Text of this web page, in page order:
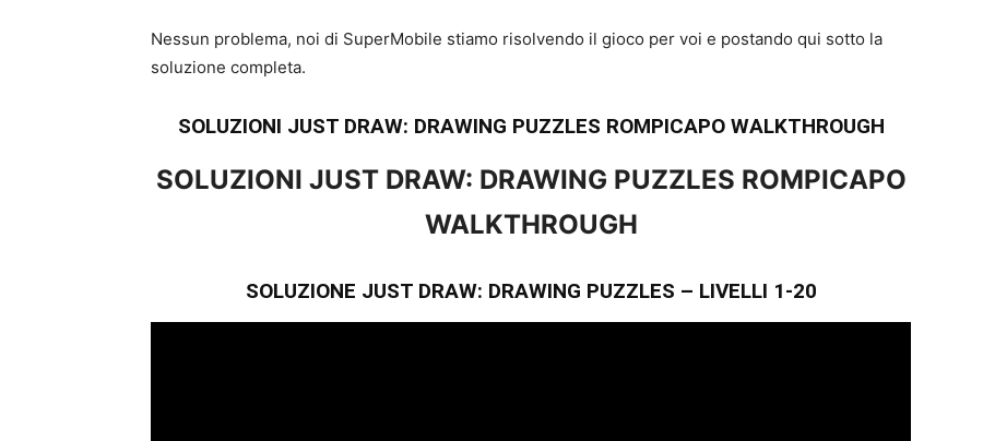
Nessun problema, noi di SuperMobile stiamo risolvendo il gioco per voi e postando qui sotto la
soluzione completa.
SOLUZIONI JUST DRAW: DRAWING PUZZLES ROMPICAPO WALKTHROUGH
SOLUZIONI JUST DRAW: DRAWING PUZZLES ROMPICAPO
WALKTHROUGH
SOLUZIONE JUST DRAW: DRAWING PUZZLES – LIVELLI 1-20